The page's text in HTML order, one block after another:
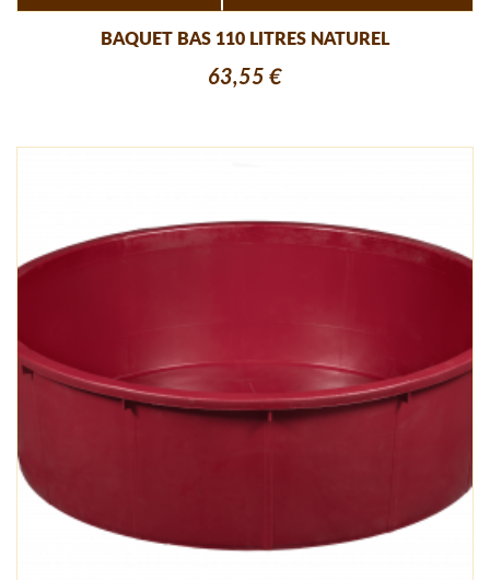
BAQUET BAS 110 LITRES NATUREL
63,55 €